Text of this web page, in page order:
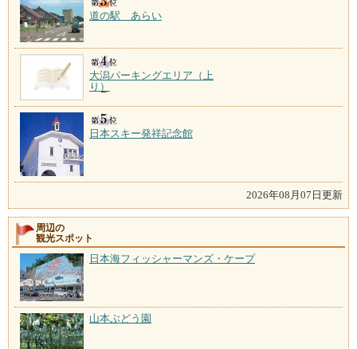
道の駅 あらい
大潟パーキングエリア（上
り）
日本スキー発祥記念館
2026年08月07日更新
周辺の
観光スポット
日本海フィッシャーマンズ・ケープ
山本ぶどう園